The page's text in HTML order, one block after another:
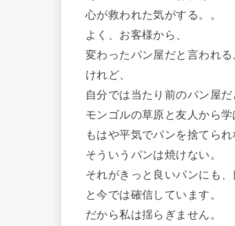
心が救われた気がする。。
よく、お客様から、
変わったパン屋だと言われる
けれど、
自分では当たり前のパン屋だ
モンゴルの草原と友人から学
もはや平気でパンを捨てられ
そういうパンは焼けない。
それがきっと良いパンにも
と今では確信しています。
だから私は揺らぎません。